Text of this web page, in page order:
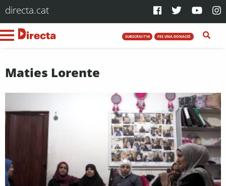
directa.cat
SUBSCRIU-T'HI FES UNA DONACIÓ
Maties Lorente